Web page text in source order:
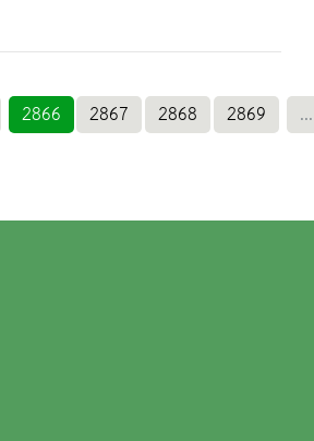
2866 2867 2868 2869 ...